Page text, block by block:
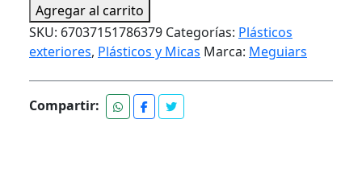
Agregar al carrito
SKU: 67037151786379 Categorías: Plásticos
exteriores, Plásticos y Micas Marca: Meguiars
Compartir: